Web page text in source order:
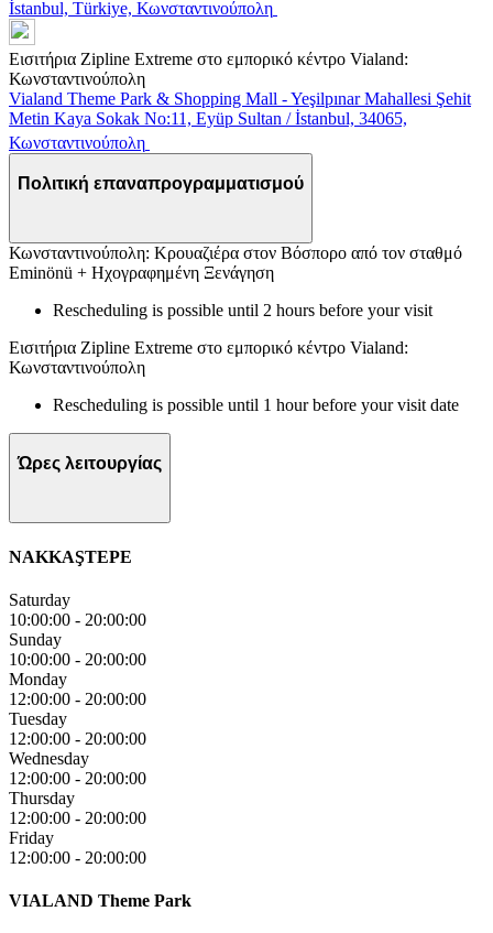
İstanbul, Türkiye, Κωνσταντινούπολη
Εισιτήρια Zipline Extreme στο εμπορικό κέντρο Vialand:
Κωνσταντινούπολη
Vialand Theme Park & Shopping Mall - Yeşilpınar Mahallesi Şehit
Metin Kaya Sokak No:11, Eyüp Sultan / İstanbul, 34065,
Κωνσταντινούπολη
Πολιτική επαναπρογραμματισμού
Κωνσταντινούπολη: Κρουαζιέρα στον Βόσπορο από τον σταθμό
Eminönü + Ηχογραφημένη Ξενάγηση
Rescheduling is possible until 2 hours before your visit
Εισιτήρια Zipline Extreme στο εμπορικό κέντρο Vialand:
Κωνσταντινούπολη
Rescheduling is possible until 1 hour before your visit date
Ώρες λειτουργίας
NAKKAŞTEPE
Saturday
10:00:00 - 20:00:00
Sunday
10:00:00 - 20:00:00
Monday
12:00:00 - 20:00:00
Tuesday
12:00:00 - 20:00:00
Wednesday
12:00:00 - 20:00:00
Thursday
12:00:00 - 20:00:00
Friday
12:00:00 - 20:00:00
VIALAND Theme Park